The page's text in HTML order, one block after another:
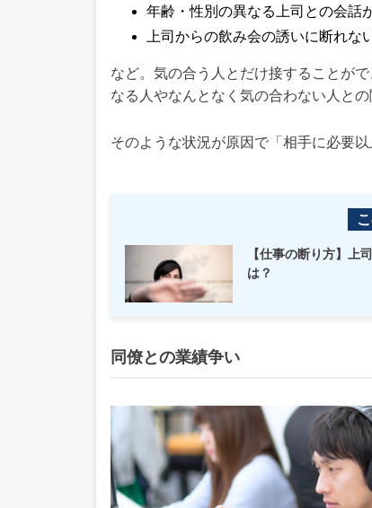
年齢・性別の異なる上司との会話
上司からの飲み会の誘いに断れな
など。気の合う人とだけ接することが
なる人やなんとなく気の合わない人と
そのような状況が原因で「相手に必要
【仕事の断り方】上
は？
同僚との業績争い